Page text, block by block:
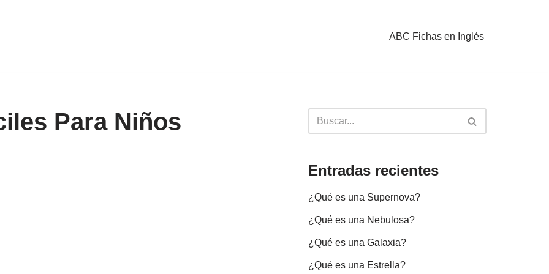
ABC Fichas en Inglés
Para Niños
Entradas recientes
¿Qué es una Supernova?
¿Qué es una Nebulosa?
¿Qué es una Galaxia?
¿Qué es una Estrella?